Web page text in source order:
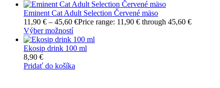
Eminent Cat Adult Selection Červené mäso
11,90 € – 45,60 €Price range: 11,90 € through 45,60 €
Výber možností
Ekosip drink 100 ml
8,90 €
Pridať do košíka